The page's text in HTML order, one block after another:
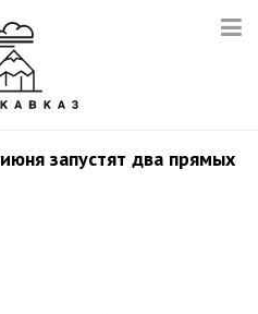
запустят два прямых